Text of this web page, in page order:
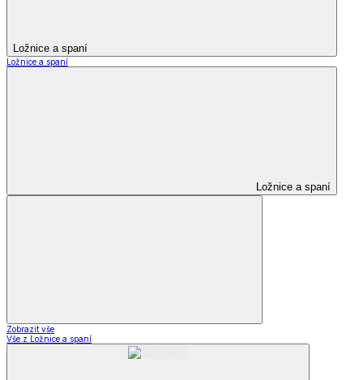
Ložnice a spaní
Ložnice a spaní
Ložnice a spaní
Zobrazit vše
Vše z Ložnice a spaní